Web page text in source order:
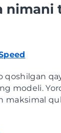
nimani
qoshilgan
modeli.
maksimal